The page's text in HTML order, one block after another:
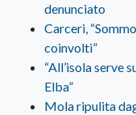
denunciato
Carceri,
coinvolti”
“All’isola serve
Elba”
Mola ripulita